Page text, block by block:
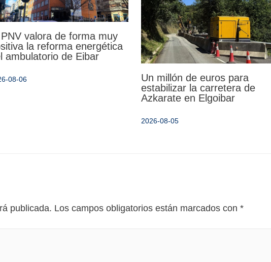
valora de forma muy
la reforma energética
ambulatorio de Eibar
08-06
Un millón de euros para
estabilizar la carretera de
Azkarate en Elgoibar
2026-08-05
publicada. Los campos obligatorios están marcados con *